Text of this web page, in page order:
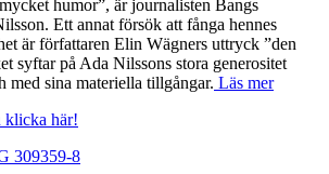
humor”, är journalisten Bangs
Ett annat försök att fånga hennes
är författaren Elin Wägners uttryck ”den
syftar på Ada Nilssons stora generositet
med sina materiella tillgångar. Läs mer